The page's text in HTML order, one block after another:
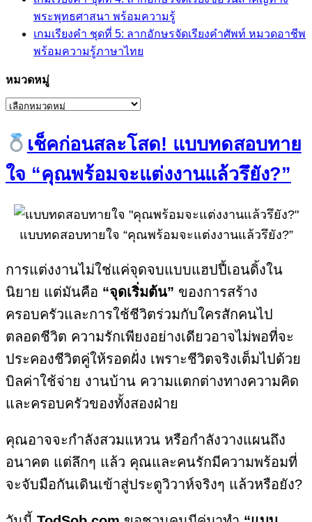
พระพุทธศาสนา พร้อมความรู้
เกมเรียงคำ ชุดที่ 5: ลากอักษรจัดเรียงคำศัพท์ หมวดอาชีพ
พร้อมความรู้ภาษาไทย
หมวดหมู่
หมวด
เช็คก่อนสละโสด! แบบทดสอบทาย
ใจ “คุณพร้อมจะแต่งงานแล้วรึยัง?”
แบบทดสอบทายใจ “คุณพร้อมจะแต่งงานแล้วรึยัง?”
การแต่งงานไม่ใช่แค่จุดจบแบบแฮปปี้เอนดิ้งใน
นิยาย แต่มันคือ “จุดเริ่มต้น” ของการสร้าง
ครอบครัวและการใช้ชีวิตร่วมกับใครสักคนไป
ตลอดชีวิต ความรักเพียงอย่างเดียวอาจไม่พอที่จะ
ประคองชีวิตคู่ให้รอดฝั่ง เพราะชีวิตจริงเต็มไปด้วย
บิลค่าใช้จ่าย งานบ้าน ความแตกต่างทางความคิด
และครอบครัวของทั้งสองฝ่าย
คุณอาจจะกำลังสวมแหวน หรือกำลังวางแผนถึง
อนาคต แต่ลึกๆ แล้ว คุณและคนรักมีความพร้อมที่
จะจับมือกันเดินเข้าสู่ประตูวิวาห์จริงๆ แล้วหรือยัง?